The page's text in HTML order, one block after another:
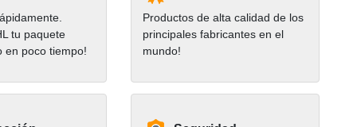
tu paquete
en poco tiempo!
Productos de alta calidad de los
principales fabricantes en el
mundo!